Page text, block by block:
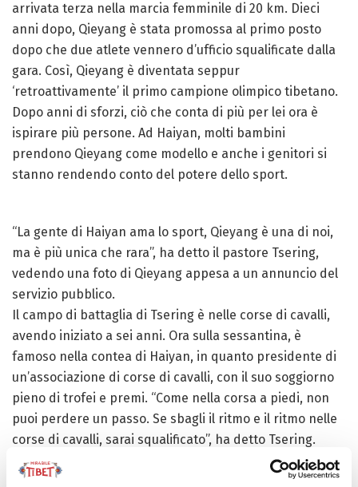
arrivata terza nella marcia femminile di 20 km. Dieci
anni dopo, Qieyang è stata promossa al primo posto
dopo che due atlete vennero d’ufficio squalificate dalla
gara. Così, Qieyang è diventata seppur
‘retroattivamente’ il primo campione olimpico tibetano.
Dopo anni di sforzi, ciò che conta di più per lei ora è
ispirare più persone. Ad Haiyan, molti bambini
prendono Qieyang come modello e anche i genitori si
stanno rendendo conto del potere dello sport.
“La gente di Haiyan ama lo sport, Qieyang è una di noi,
ma è più unica che rara”, ha detto il pastore Tsering,
vedendo una foto di Qieyang appesa a un annuncio del
servizio pubblico.
Il campo di battaglia di Tsering è nelle corse di cavalli,
avendo iniziato a sei anni. Ora sulla sessantina, è
famoso nella contea di Haiyan, in quanto presidente di
un’associazione di corse di cavalli, con il suo soggiorno
pieno di trofei e premi. “Come nella corsa a piedi, non
puoi perdere un passo. Se sbagli il ritmo e il ritmo nelle
corse di cavalli, sarai squalificato”, ha detto Tsering.
Non solo corsa, ma anche